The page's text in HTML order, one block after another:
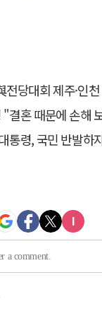
당대회 제주·인천 당
때문에 손해 보는 나라
령, 국민 반발하자 세